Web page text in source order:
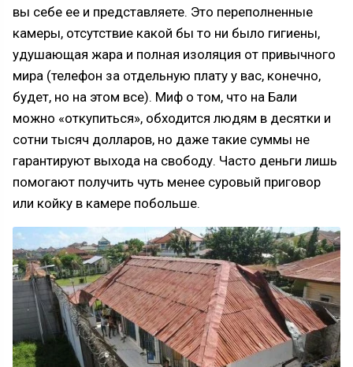
вы себе ее и представляете. Это переполненные
камеры, отсутствие какой бы то ни было гигиены,
удушающая жара и полная изоляция от привычного
мира (телефон за отдельную плату у вас, конечно,
будет, но на этом все). Миф о том, что на Бали
можно «откупиться», обходится людям в десятки и
сотни тысяч долларов, но даже такие суммы не
гарантируют выхода на свободу. Часто деньги лишь
помогают получить чуть менее суровый приговор
или койку в камере побольше.